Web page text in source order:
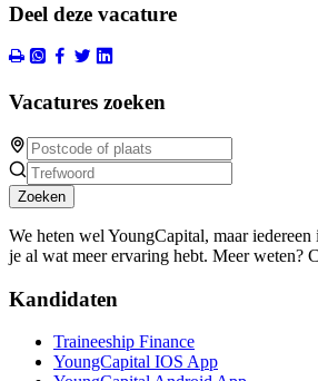
Deel deze vacature
Vacatures zoeken
Zoeken
We heten wel YoungCapital, maar
je al wat meer ervaring hebt. Meer weten?
Kandidaten
Traineeship Finance
YoungCapital IOS App